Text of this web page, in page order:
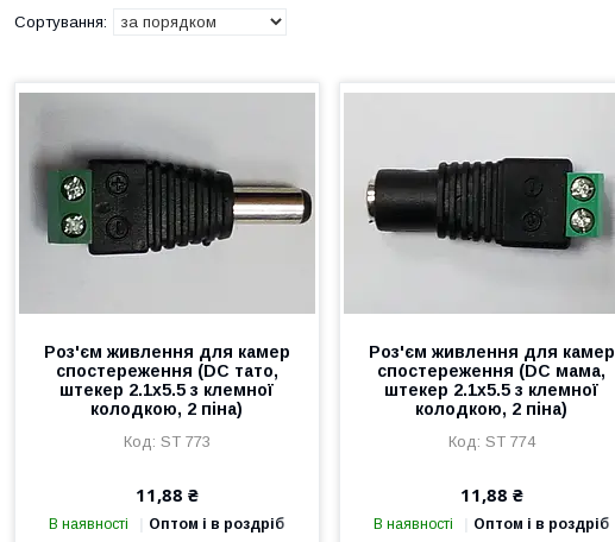
Роз'єм живлення для камер
спостереження (DC тато,
штекер 2.1х5.5 з клемної
колодкою, 2 піна)
ST 773
11,88 ₴
В наявності Оптом і в роздріб
Роз'єм живлення для камер
спостереження (DC мама,
штекер 2.1х5.5 з клемної
колодкою, 2 піна)
ST 774
11,88 ₴
В наявності Оптом і в роздріб